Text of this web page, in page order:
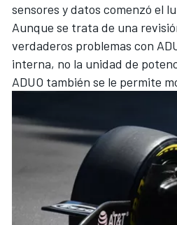
sensores y datos comenzó el
Aunque se trata de una
verdaderos problemas con
interna, no la unidad de
ADUO también se le permite